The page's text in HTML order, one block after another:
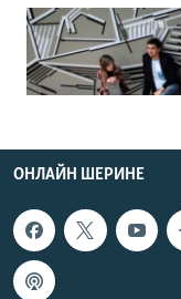
ОНЛАЙН ШЕРИНЕ